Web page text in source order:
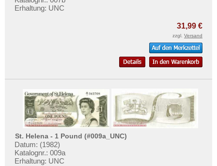
Uganda
Zentralafrikanische Republik
Testbanknoten
Kontakt
Informationen
Preislisten
Ankauf
Erhaltung: UNC
31,99 €
zzgl. Versand
St. Helena - 1 Pound (#009a_UNC)
Datum: (1982)
Katalognr.: 009a
Erhaltung: UNC